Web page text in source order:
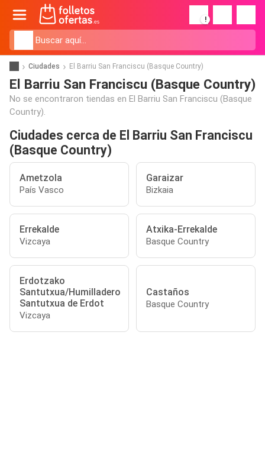
!
Ciudades El Barriu San Franciscu (Basque Country)
El Barriu San Franciscu (Basque Country)
No se encontraron tiendas en El Barriu San Franciscu (Basque
Country).
Ciudades cerca de El Barriu San Franciscu
(Basque Country)
Ametzola
País Vasco
Garaizar
Bizkaia
Errekalde
Vizcaya
Atxika-Errekalde
Basque Country
Erdotzako
Santutxua/Humilladero
Santutxua de Erdot
Vizcaya
Castaños
Basque Country